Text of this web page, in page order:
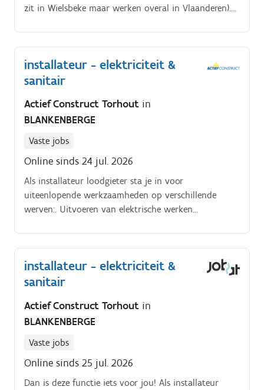
zit in Wielsbeke maar werken overal in Vlaanderen).
elektrische installaties en hypermoderne domotica
tot de nieuwste laadpalen, zonnepanelen en
camerabewaking. Kwaliteit, innovatie en een
topservice naar onze klanten toe staan bij ons
zoeken we een gemotiveerde collega om ons team te
versterken!
installateur - elektriciteit &
sanitair
Actief Construct Torhout in
BLANKENBERGE
Vaste jobs
Online sinds 24 jul. 2026
Als installateur loodgieter sta je in voor
uiteenlopende werkzaamheden op verschillende
werven:. Uitvoeren van elektrische werken
installateur - elektriciteit &
sanitair
Actief Construct Torhout in
BLANKENBERGE
Vaste jobs
Online sinds 25 jul. 2026
Dan is deze functie iets voor jou! Als installateur